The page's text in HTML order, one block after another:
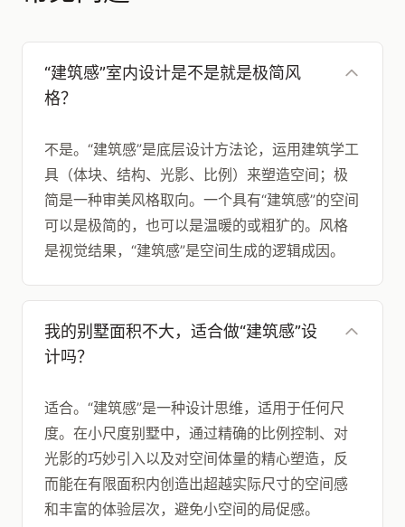
“建筑感”室内设计是不是就是极简风
格？
不是。“建筑感”是底层设计方法论，运用建筑学工
具（体块、结构、光影、比例）来塑造空间；极
简是一种审美风格取向。一个具有“建筑感”的空间
可以是极简的，也可以是温暖的或粗犷的。风格
是视觉结果，“建筑感”是空间生成的逻辑成因。
我的别墅面积不大，适合做“建筑感”设
计吗？
适合。“建筑感”是一种设计思维，适用于任何尺
度。在小尺度别墅中，通过精确的比例控制、对
光影的巧妙引入以及对空间体量的精心塑造，反
而能在有限面积内创造出超越实际尺寸的空间感
和丰富的体验层次，避免小空间的局促感。